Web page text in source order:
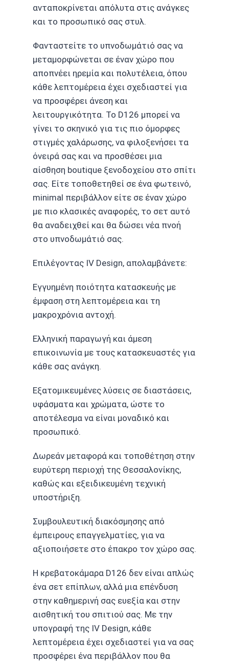
ανταποκρίνεται απόλυτα στις ανάγκες
και το προσωπικό σας στυλ.
Φανταστείτε το υπνοδωμάτιό σας να
μεταμορφώνεται σε έναν χώρο που
αποπνέει ηρεμία και πολυτέλεια, όπου
κάθε λεπτομέρεια έχει σχεδιαστεί για
να προσφέρει άνεση και
λειτουργικότητα. Το D126 μπορεί να
γίνει το σκηνικό για τις πιο όμορφες
στιγμές χαλάρωσης, να φιλοξενήσει τα
όνειρά σας και να προσθέσει μια
αίσθηση boutique ξενοδοχείου στο σπίτι
σας. Είτε τοποθετηθεί σε ένα φωτεινό,
minimal περιβάλλον είτε σε έναν χώρο
με πιο κλασικές αναφορές, το σετ αυτό
θα αναδειχθεί και θα δώσει νέα πνοή
στο υπνοδωμάτιό σας.
Επιλέγοντας IV Design, απολαμβάνετε:
Εγγυημένη ποιότητα κατασκευής με
έμφαση στη λεπτομέρεια και τη
μακροχρόνια αντοχή.
Ελληνική παραγωγή και άμεση
επικοινωνία με τους κατασκευαστές για
κάθε σας ανάγκη.
Εξατομικευμένες λύσεις σε διαστάσεις,
υφάσματα και χρώματα, ώστε το
αποτέλεσμα να είναι μοναδικό και
προσωπικό.
Δωρεάν μεταφορά και τοποθέτηση στην
ευρύτερη περιοχή της Θεσσαλονίκης,
καθώς και εξειδικευμένη τεχνική
υποστήριξη.
Συμβουλευτική διακόσμησης από
έμπειρους επαγγελματίες, για να
αξιοποιήσετε στο έπακρο τον χώρο σας.
Η κρεβατοκάμαρα D126 δεν είναι απλώς
ένα σετ επίπλων, αλλά μια επένδυση
στην καθημερινή σας ευεξία και στην
αισθητική του σπιτιού σας. Με την
υπογραφή της IV Design, κάθε
λεπτομέρεια έχει σχεδιαστεί για να σας
προσφέρει ένα περιβάλλον που θα